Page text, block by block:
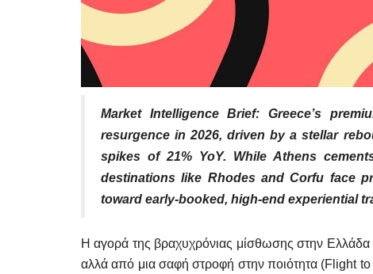
Market Intelligence Brief: Greece’s
resurgence in 2026, driven by a stellar
spikes of 21% YoY. While Athens
destinations like Rhodes and Corfu face
toward early-booked, high-end experiential
Η αγορά της βραχυχρόνιας μίσθωσης στην Ελλάδα
αλλά από μια σαφή στροφή στην ποιότητα (Flight